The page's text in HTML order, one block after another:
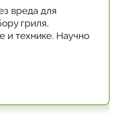
вреда для
гриля,
и технике. Научно
и